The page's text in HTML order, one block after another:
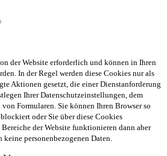
der Website erforderlich und können in Ihren
In der Regel werden diese Cookies nur als
Aktionen gesetzt, die einer Dienstanforderung
Ihrer Datenschutzeinstellungen, dem
Formularen. Sie können Ihren Browser so
oder Sie über diese Cookies
der Website funktionieren dann aber
personenbezogenen Daten.